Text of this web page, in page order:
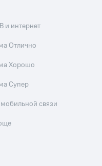
и интернет
Отлично
Хорошо
Супер
связи